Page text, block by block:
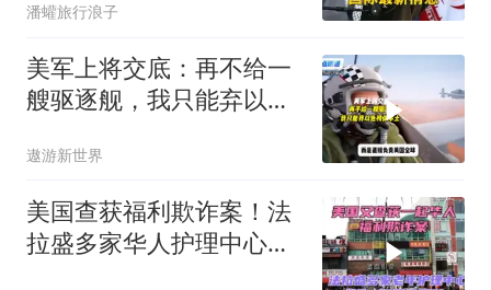
潘蠸旅行浪子
美军上将交底：再不给一
艘驱逐舰，我只能弃以色
遨游新世界
美国查获福利欺诈案！法
拉盛多家华人护理中心欺